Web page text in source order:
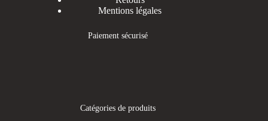
Mentions légales
Paiement sécurisé
Catégories de produits